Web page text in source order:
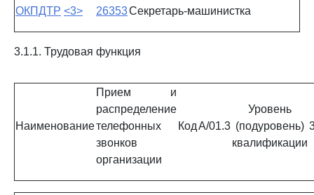
ОКПДТР <3> 26353Секретарь-машинистка
3.1.1. Трудовая функция
Наименование
Прием и
распределение
телефонных
звонков
организации
КодA/01.3
Уровень
(подуровень)
квалификации